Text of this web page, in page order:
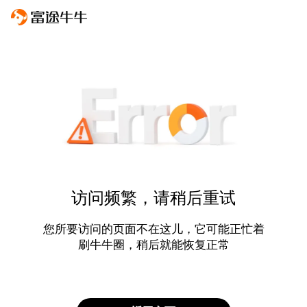
访问频繁，请稍后重试
您所要访问的页面不在这儿，它可能正忙着
刷牛牛圈，稍后就能恢复正常